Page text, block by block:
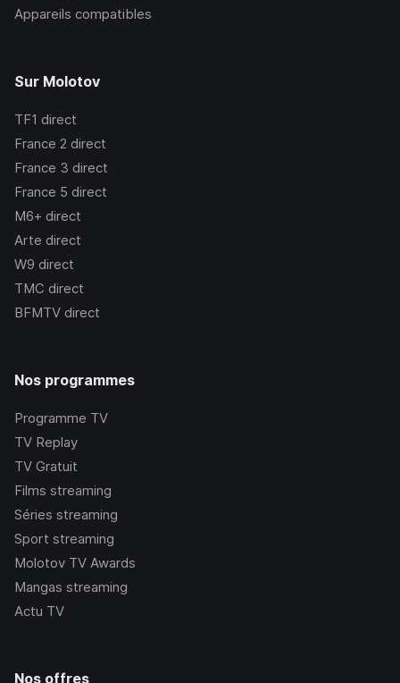
Appareils compatibles
Sur Molotov
TF1 direct
France 2 direct
France 3 direct
France 5 direct
M6+ direct
Arte direct
W9 direct
TMC direct
BFMTV direct
Nos programmes
Programme TV
TV Replay
TV Gratuit
Films streaming
Séries streaming
Sport streaming
Molotov TV Awards
Mangas streaming
Actu TV
Nos offres